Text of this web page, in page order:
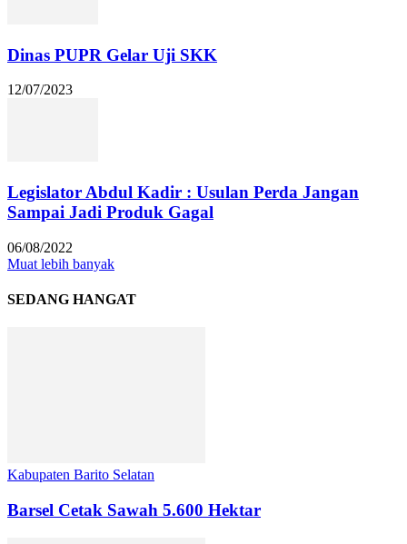
Dinas PUPR Gelar Uji SKK
12/07/2023
Legislator Abdul Kadir : Usulan Perda Jangan
Sampai Jadi Produk Gagal
06/08/2022
Muat lebih banyak
SEDANG HANGAT
Kabupaten Barito Selatan
Barsel Cetak Sawah 5.600 Hektar